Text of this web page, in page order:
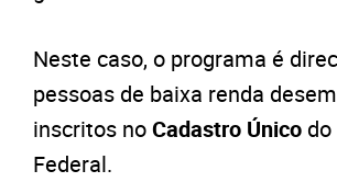
Neste caso, o programa é
pessoas de baixa renda
inscritos noCadastro Único
Federal.